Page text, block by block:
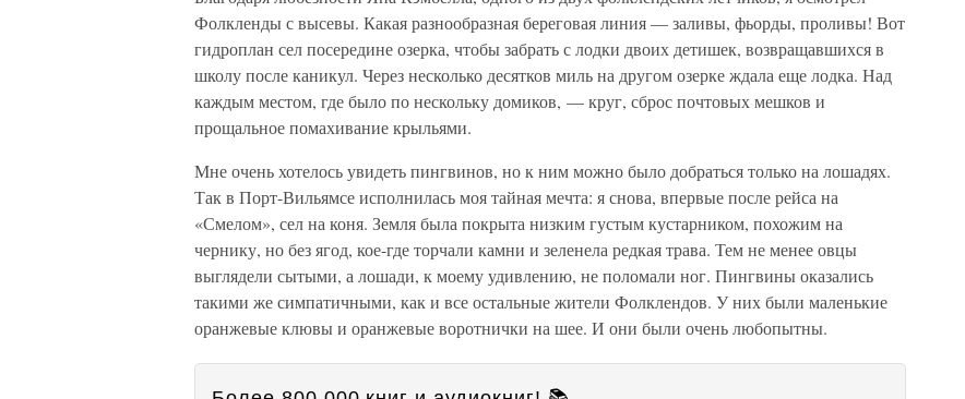
Фолкленды с высевы. Какая разнообразная береговая линия — заливы, фьорды, проливы! Вот
гидроплан сел посередине озерка, чтобы забрать с лодки двоих детишек, возвращавшихся в
школу после каникул. Через несколько десятков миль на другом озерке ждала еще лодка. Над
каждым местом, где было по нескольку домиков, — круг, сброс почтовых мешков и
прощальное помахивание крыльями.
Мне очень хотелось увидеть пингвинов, но к ним можно было добраться только на лошадях.
Так в Порт-Вильямсе исполнилась моя тайная мечта: я снова, впервые после рейса на
«Смелом», сел на коня. Земля была покрыта низким густым кустарником, похожим на
чернику, но без ягод, кое-где торчали камни и зеленела редкая трава. Тем не менее овцы
выглядели сытыми, а лошади, к моему удивлению, не поломали ног. Пингвины оказались
такими же симпатичными, как и все остальные жители Фолклендов. У них были маленькие
оранжевые клювы и оранжевые воротнички на шее. И они были очень любопытны.